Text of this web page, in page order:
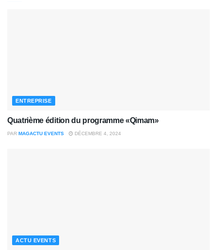
ENTREPRISE
Quatrième édition du programme «Qimam»
PAR MAGACTU EVENTS DÉCEMBRE 4, 2024
ACTU EVENTS